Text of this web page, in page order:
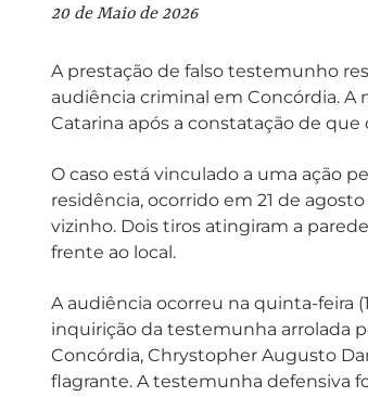
20 de Maio de 2026
A prestação de falso testemunho
audiência criminal em Concórdia.
Catarina após a constatação de
O caso está vinculado a uma ação
residência, ocorrido em 21 de
vizinho. Dois tiros atingiram a
frente ao local.
A audiência ocorreu na quinta-feira
inquirição da testemunha arrolada
Concórdia, Chrystopher Augusto
flagrante. A testemunha defensiva